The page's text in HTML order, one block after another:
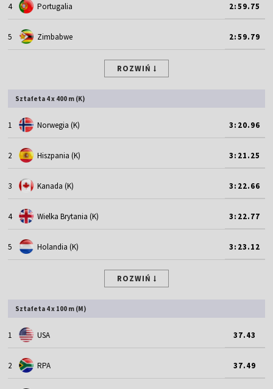
4 Portugalia 2:59.75
5 Zimbabwe 2:59.79
ROZWIŃ
Sztafeta 4 x 400 m (K)
1 Norwegia (K) 3:20.96
2 Hiszpania (K) 3:21.25
3 Kanada (K) 3:22.66
4 Wielka Brytania (K) 3:22.77
5 Holandia (K) 3:23.12
ROZWIŃ
Sztafeta 4 x 100 m (M)
1 USA 37.43
2 RPA 37.49